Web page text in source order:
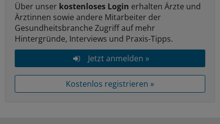
Über unser kostenloses Login erhalten Ärzte und
Ärztinnen sowie andere Mitarbeiter der
Gesundheitsbranche Zugriff auf mehr
Hintergründe, Interviews und Praxis-Tipps.
Jetzt anmelden »
Kostenlos registrieren »